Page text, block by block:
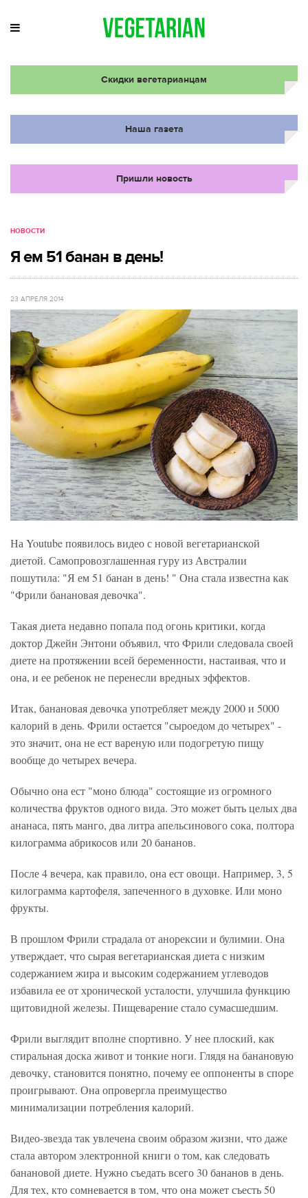
Скидки вегетарианцам
Наша газета
Пришли новость
НОВОСТИ
Я ем 51 банан в день!
23 АПРЕЛЯ 2014
На Youtube появилось видео с новой вегетарианской
диетой. Самопровозглашенная гуру из Австралии
пошутила: "Я ем 51 банан в день! " Она стала известна как
"Фрили банановая девочка".
Такая диета недавно попала под огонь критики, когда
доктор Джейн Энтони объявил, что Фрили следовала своей
диете на протяжении всей беременности, настаивая, что и
она, и ее ребенок не перенесли вредных эффектов.
Итак, банановая девочка употребляет между 2000 и 5000
калорий в день. Фрили остается "сыроедом до четырех" -
это значит, она не ест вареную или подогретую пищу
вообще до четырех вечера.
Обычно она ест "моно блюда" состоящие из огромного
количества фруктов одного вида. Это может быть целых два
ананаса, пять манго, два литра апельсинового сока, полтора
килограмма абрикосов или 20 бананов.
После 4 вечера, как правило, она ест овощи. Например, 3, 5
килограмма картофеля, запеченного в духовке. Или моно
фрукты.
В прошлом Фрили страдала от анорексии и булимии. Она
утверждает, что сырая вегетарианская диета с низким
содержанием жира и высоким содержанием углеводов
избавила ее от хронической усталости, улучшила функцию
щитовидной железы. Пищеварение стало сумасшедшим.
Фрили выглядит вполне спортивно. У нее плоский, как
стиральная доска живот и тонкие ноги. Глядя на банановую
девочку, становится понятно, почему ее оппоненты в споре
проигрывают. Она опровергла преимущество
минимализации потребления калорий.
Видео-звезда так увлечена своим образом жизни, что даже
стала автором электронной книги о том, как следовать
банановой диете. Нужно съедать всего 30 бананов в день.
Для тех, кто сомневается в том, что она может съесть 50